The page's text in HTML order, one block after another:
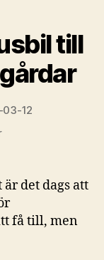
till
03-12
till
husbil
till
Österrikiska
vingårdar
det dags att
få till, men